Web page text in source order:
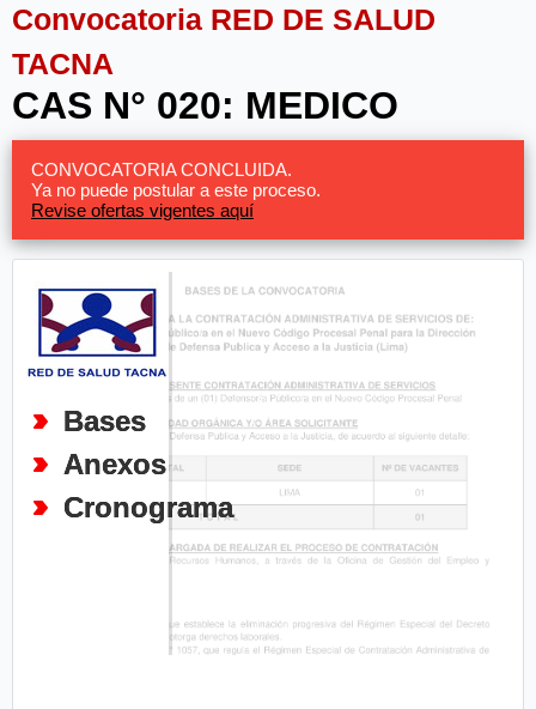
Convocatoria RED DE SALUD
TACNA
CAS N° 020: MEDICO
CONVOCATORIA CONCLUIDA.
Ya no puede postular a este proceso.
Revise ofertas vigentes aquí
Bases
Anexos
Cronograma